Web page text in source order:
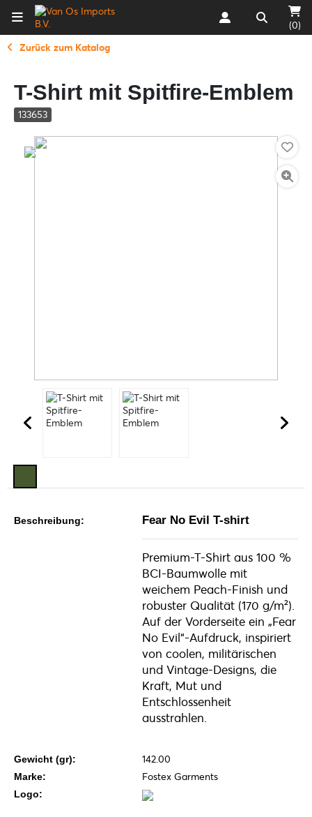
(0)
Zurück zum Katalog
T-Shirt mit Spitfire-Emblem
133653
Beschreibung: Fear No Evil T-shirt
Premium-T-Shirt aus 100 %
BCI-Baumwolle mit
weichem Peach-Finish und
robuster Qualität (170 g/m²).
Auf der Vorderseite ein „Fear
No Evil“-Aufdruck, inspiriert
von coolen, militärischen
und Vintage-Designs, die
Kraft, Mut und
Entschlossenheit
ausstrahlen.
Gewicht (gr): 142.00
Marke: Fostex Garments
Logo: